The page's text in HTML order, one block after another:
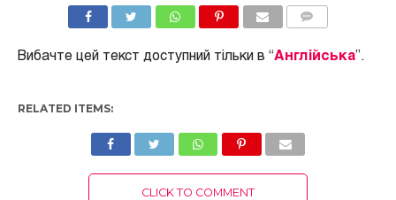
Вибачте цей текст доступний тільки в “Англійська”.
RELATED ITEMS:
CLICK TO COMMENT